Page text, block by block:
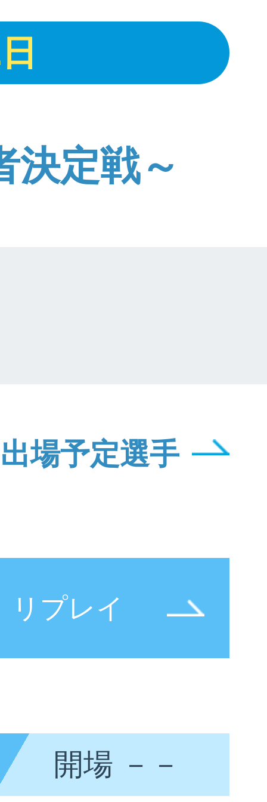
日
決定戦～
出場予定選手
リプレイ
開場 －－